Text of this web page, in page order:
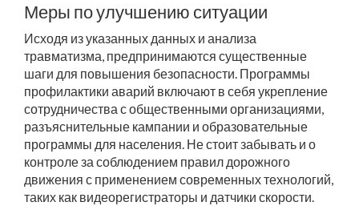
Меры по улучшению ситуации
Исходя из указанных данных и анализа
травматизма, предпринимаются существенные
шаги для повышения безопасности. Программы
профилактики аварий включают в себя укрепление
сотрудничества с общественными организациями,
разъяснительные кампании и образовательные
программы для населения. Не стоит забывать и о
контроле за соблюдением правил дорожного
движения с применением современных технологий,
таких как видеорегистраторы и датчики скорости.